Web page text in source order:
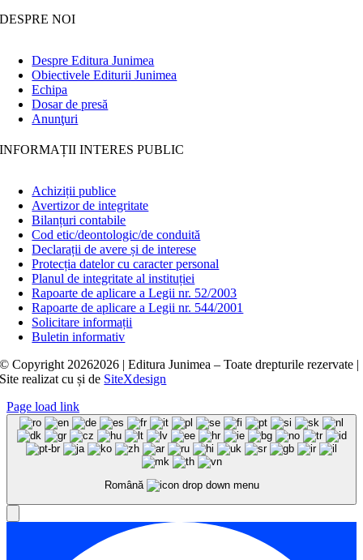
DESPRE NOI
Despre Editura Junimea
Obiectivele Editurii Junimea
Echipa
Dosar de presă
Anunţuri
INFORMAȚII INTERES PUBLIC
Achiziții publice
Avertizor de integritate
Bilanțuri contabile
Cod etic/deontologic/de conduită
Declarații de avere și de interese
Protecția datelor cu caracter personal
Planul de integritate al instituției
Rapoarte de aplicare a Legii nr. 52/2003
Rapoarte de aplicare a Legii nr. 544/2001
Solicitare informații
Buletin informativ
© Copyright 20262026 | Editura Junimea – Toate drepturile rezervate |
Site realizat cușide SiteXdesign
Page load link
Română